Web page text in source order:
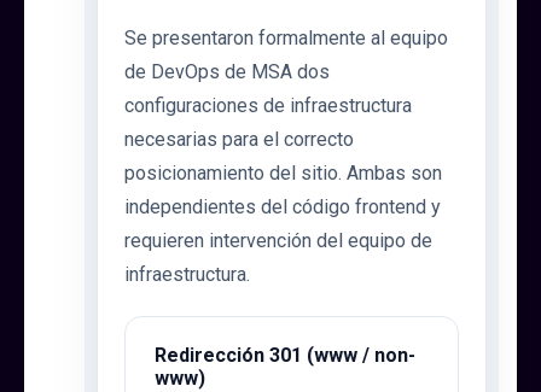
Se presentaron formalmente al equipo
de DevOps de MSA dos
configuraciones de infraestructura
necesarias para el correcto
posicionamiento del sitio. Ambas son
independientes del código frontend y
requieren intervención del equipo de
infraestructura.
Redirección 301 (www / non-
www)